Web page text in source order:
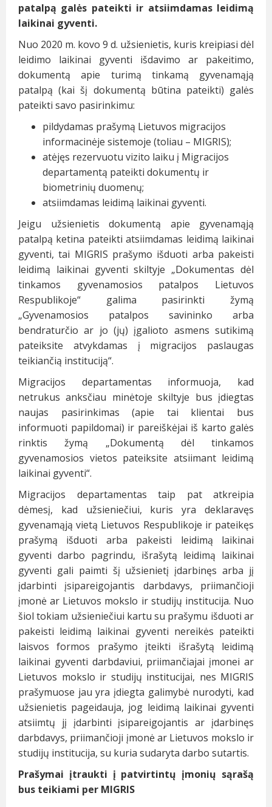
patalpą galės pateikti ir atsiimdamas leidimą
laikinai gyventi.
Nuo 2020 m. kovo 9 d. užsienietis, kuris kreipiasi dėl
leidimo laikinai gyventi išdavimo ar pakeitimo,
dokumentą apie turimą tinkamą gyvenamąją
patalpą (kai šį dokumentą būtina pateikti) galės
pateikti savo pasirinkimu:
pildydamas prašymą Lietuvos migracijos
informacinėje sistemoje (toliau – MIGRIS);
atėjęs rezervuotu vizito laiku į Migracijos
departamentą pateikti dokumentų ir
biometrinių duomenų;
atsiimdamas leidimą laikinai gyventi.
Jeigu užsienietis dokumentą apie gyvenamąją
patalpą ketina pateikti atsiimdamas leidimą laikinai
gyventi, tai MIGRIS prašymo išduoti arba pakeisti
leidimą laikinai gyventi skiltyje „Dokumentas dėl
tinkamos gyvenamosios patalpos Lietuvos
Respublikoje“ galima pasirinkti žymą
„Gyvenamosios patalpos savininko arba
bendraturčio ar jo (jų) įgalioto asmens sutikimą
pateiksite atvykdamas į migracijos paslaugas
teikiančią instituciją“.
Migracijos departamentas informuoja, kad
netrukus anksčiau minėtoje skiltyje bus įdiegtas
naujas pasirinkimas (apie tai klientai bus
informuoti papildomai) ir pareiškėjai iš karto galės
rinktis žymą „Dokumentą dėl tinkamos
gyvenamosios vietos pateiksite atsiimant leidimą
laikinai gyventi“.
Migracijos departamentas taip pat atkreipia
dėmesį, kad užsieniečiui, kuris yra deklaravęs
gyvenamąją vietą Lietuvos Respublikoje ir pateikęs
prašymą išduoti arba pakeisti leidimą laikinai
gyventi darbo pagrindu, išrašytą leidimą laikinai
gyventi gali paimti šį užsienietį įdarbinęs arba jį
įdarbinti įsipareigojantis darbdavys, priimančioji
įmonė ar Lietuvos mokslo ir studijų institucija. Nuo
šiol tokiam užsieniečiui kartu su prašymu išduoti ar
pakeisti leidimą laikinai gyventi nereikės pateikti
laisvos formos prašymo įteikti išrašytą leidimą
laikinai gyventi darbdaviui, priimančiajai įmonei ar
Lietuvos mokslo ir studijų institucijai, nes MIGRIS
prašymuose jau yra įdiegta galimybė nurodyti, kad
užsienietis pageidauja, jog leidimą laikinai gyventi
atsiimtų jį įdarbinti įsipareigojantis ar įdarbinęs
darbdavys, priimančioji įmonė ar Lietuvos mokslo ir
studijų institucija, su kuria sudaryta darbo sutartis.
Prašymai įtraukti į patvirtintų įmonių sąrašą
bus teikiami per MIGRIS